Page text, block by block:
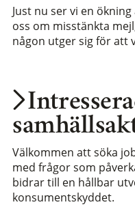
Välkommen att söka
med frågor som
bidrar till en hållbar
konsumentskyddet.
Just nu ser vi en
oss om misstänkta
någon utger sig för att